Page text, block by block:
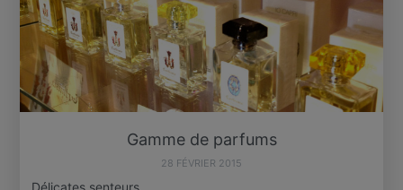
Gamme de parfums
28 FÉVRIER 2015
Délicates senteurs